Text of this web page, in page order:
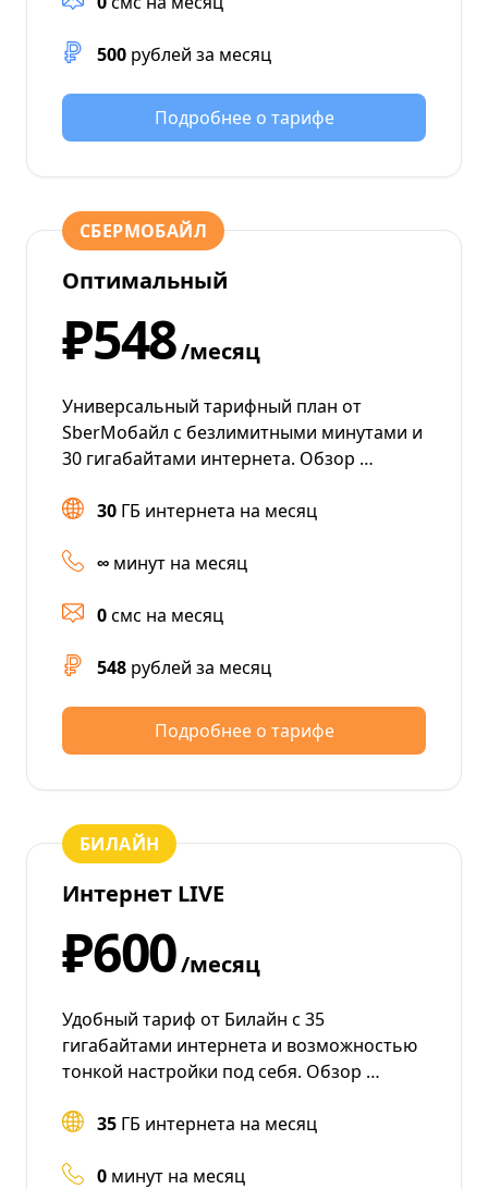
500 рублей за месяц
Подробнее о тарифе
СБЕРМОБАЙЛ
Оптимальный
₽548/месяц
Универсальный тарифный план от
SberМобайл с безлимитными минутами и
30 гигабайтами интернета. Обзор …
30 ГБ интернета на месяц
∞ минут на месяц
0смс на месяц
548 рублей за месяц
Подробнее о тарифе
БИЛАЙН
Интернет LIVE
₽600/месяц
Удобный тариф от Билайн с 35
гигабайтами интернета и возможностью
тонкой настройки под себя. Обзор …
35 ГБ интернета на месяц
0 минут на месяц